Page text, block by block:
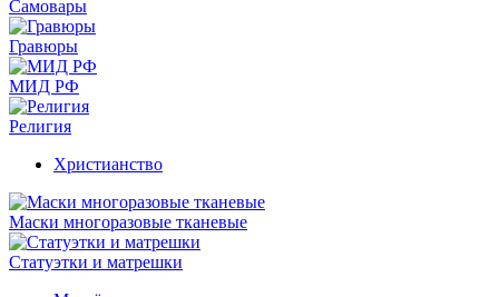
Самовары
Гравюры
МИД РФ
Религия
Христианство
Маски многоразовые тканевые
Статуэтки и матрешки